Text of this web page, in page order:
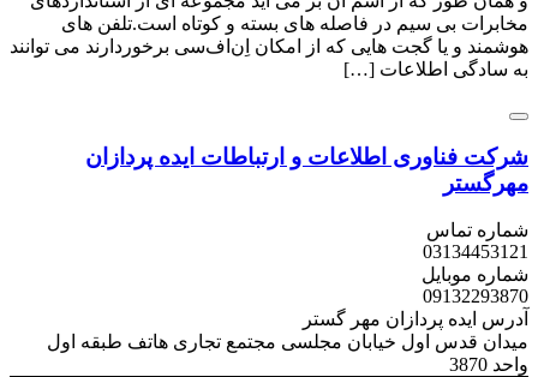
مخابرات بی سیم در فاصله های بسته و کوتاه است.تلفن های
هوشمند و یا گجت هایی که از امکان اِن‌اف‌سی برخوردارند می توانند
به سادگی اطلاعات […]
شرکت فناوری اطلاعات و ارتباطات ایده پردازان
مهرگستر
شماره تماس
03134453121
شماره موبایل
09132293870
آدرس ایده پردازان مهر گستر
میدان قدس اول خیابان مجلسی مجتمع تجاری هاتف طبقه اول
واحد 3870